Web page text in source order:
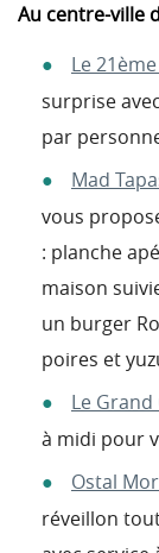
Au centre-ville
Le
surprise
par
Mad
vous
: planche
maison
un burger
poires et
Le Grand
à midi pour
Ostal
réveillon